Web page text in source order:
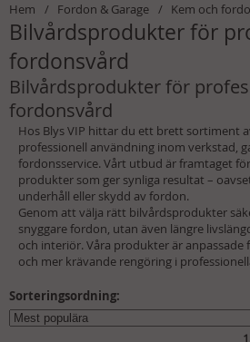
Hem Fordon & Garage Kem och
Bilvårdsprodukter för
fordonsvård
Bilvårdsprodukter för
fordonsvård
Hos Blys VIP hittar du ett brett sortiment
professionell användning inom verkstad,
fordonsservice. Vårt utbud är framtaget
produkter som ger synliga resultat –
underhåll eller skydd av fordon.
Genom att välja rätt bilvårdsprodukter
snyggare fordon, utan även längre
och interiör. Våra produkter är anpassade
och mer krävande rengöring i
Sorteringsordning:
1